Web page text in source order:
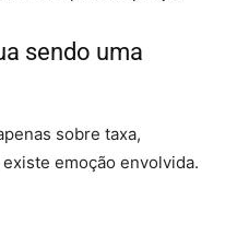
sendo uma
sobre taxa,
emoção envolvida.